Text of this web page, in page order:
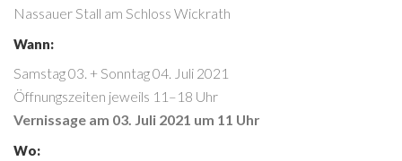
Nassauer Stall am Schloss Wickrath
Wann:
Samstag 03. + Sonntag 04. Juli 2021
Öffnungszeiten jeweils 11–18 Uhr
Vernissage am 03. Juli 2021 um 11 Uhr
Wo: